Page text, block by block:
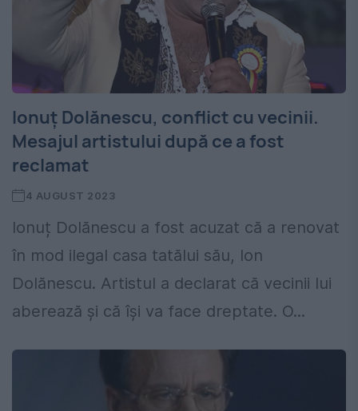
Ionuț Dolănescu, conflict cu vecinii.
Mesajul artistului după ce a fost
reclamat
4 AUGUST 2023
Ionuț Dolănescu a fost acuzat că a renovat
în mod ilegal casa tatălui său, Ion
Dolănescu. Artistul a declarat că vecinii lui
aberează și că își va face dreptate. O...